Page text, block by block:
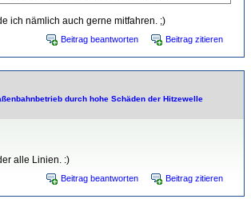
ich nämlich auch gerne mitfahren. ;)
Beitrag beantworten Beitrag zitieren
durch hohe Schäden der Hitzewelle
alle Linien. :)
Beitrag beantworten Beitrag zitieren